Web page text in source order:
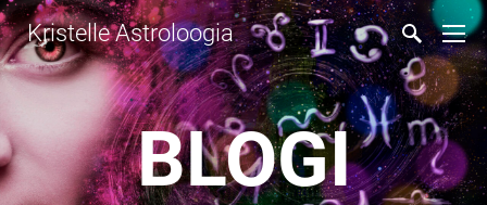
Kristelle Astroloogia
BLOGI